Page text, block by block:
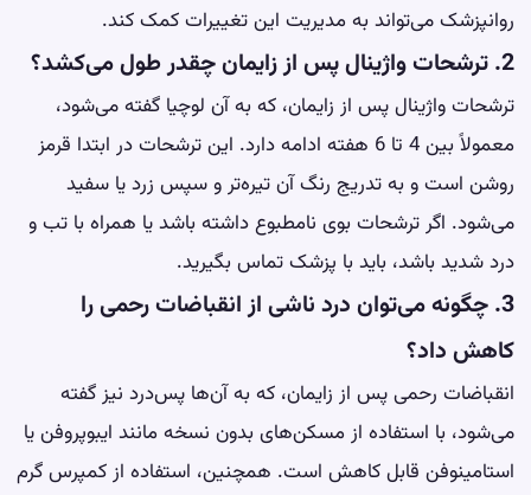
روانپزشک می‌تواند به مدیریت این تغییرات کمک کند.
2. ترشحات واژینال پس از زایمان چقدر طول می‌کشد؟
ترشحات واژینال پس از زایمان، که به آن لوچیا گفته می‌شود،
معمولاً بین 4 تا 6 هفته ادامه دارد. این ترشحات در ابتدا قرمز
روشن است و به تدریج رنگ آن تیره‌تر و سپس زرد یا سفید
می‌شود. اگر ترشحات بوی نامطبوع داشته باشد یا همراه با تب و
درد شدید باشد، باید با پزشک تماس بگیرید.
3. چگونه می‌توان درد ناشی از انقباضات رحمی را
کاهش داد؟
انقباضات رحمی پس از زایمان، که به آن‌ها پس‌درد نیز گفته
می‌شود، با استفاده از مسکن‌های بدون نسخه مانند ایبوپروفن یا
استامینوفن قابل کاهش است. همچنین، استفاده از کمپرس گرم